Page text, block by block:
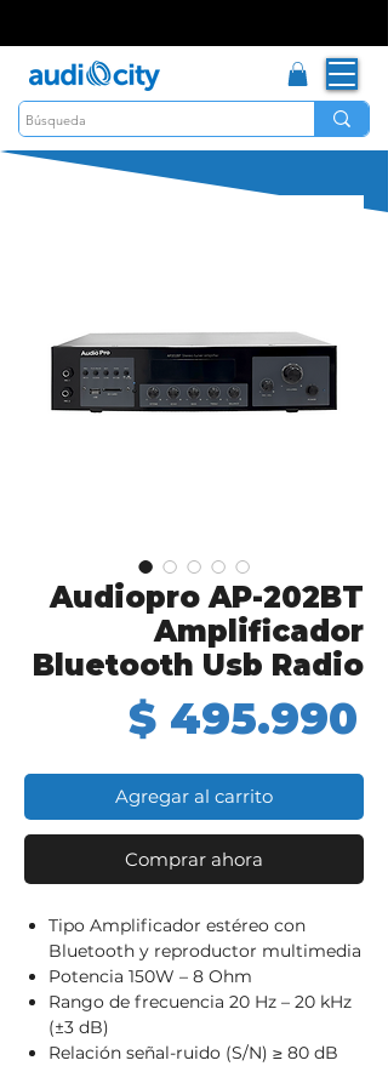
Audiopro AP-202BT
Amplificador
Bluetooth Usb Radio
$ 495.990
Agregar al carrito
Comprar ahora
Tipo Amplificador estéreo con
Bluetooth y reproductor multimedia
Potencia 150W – 8 Ohm
Rango de frecuencia 20 Hz – 20 kHz
(±3 dB)
Relación señal-ruido (S/N) ≥ 80 dB